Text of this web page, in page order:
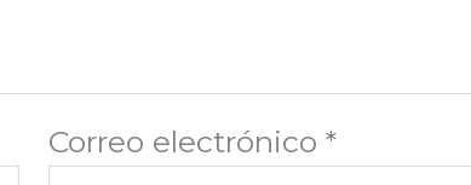
Correo electrónico *